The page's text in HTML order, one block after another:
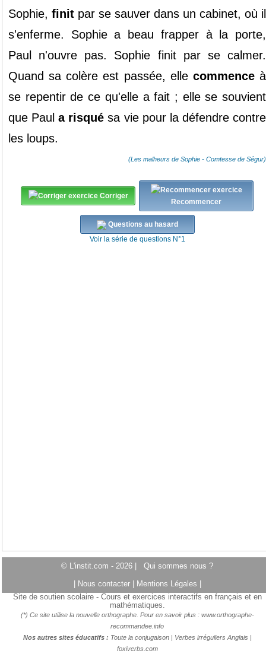
Sophie, finit par se sauver dans un cabinet, où il
s'enferme. Sophiea beau frapperà la porte,
Paul n'ouvre pas. Sophie finitpar secalmer.
Quand sacolère est passée, elle commenceà
se repentirde ce qu'elle a fait ; ellesesouvient
que Paul a risqué sa viepour la défendrecontre
les loups.
(Les malheurs de Sophie - Comtesse de Ségur)
Corriger
Recommencer
Questions au hasard
Voir la série de questions N°1
© L'instit.com - 2026 | Qui sommes nous ?
Nous contacter Mentions Légales
Site de soutien scolaire - Cours et exercices interactifs en français et en
mathématiques.
(*) Ce site utilise la nouvelle orthographe. Pour en savoir plus : www.orthographe-
recommandee.info
Nos autres sites éducatifs : Toute la conjugaison| Verbes irréguliers Anglais
foxiverbs.com